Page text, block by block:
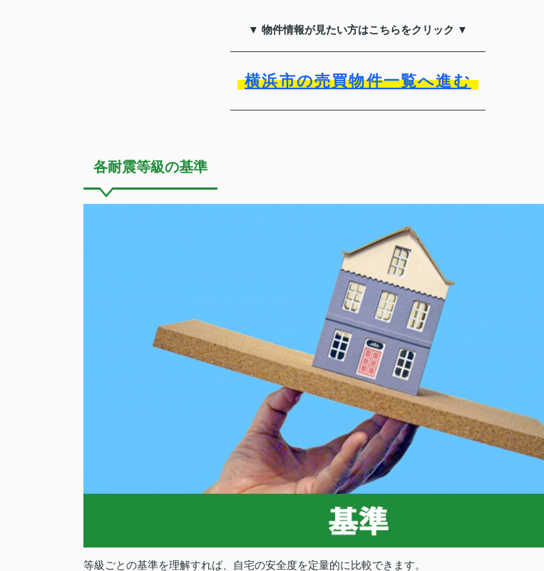
▼ 物件情報が見たい方はこちらをクリック ▼
横浜市の売買物件一覧へ進む
各耐震等級の基準
等級ごとの基準を理解すれば、自宅の安全度を定量的に比較できます。